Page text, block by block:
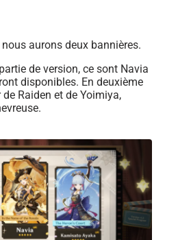
aurons deux bannières.
de version, ce sont Navia
disponibles. En deuxième
Raiden et de Yoimiya,